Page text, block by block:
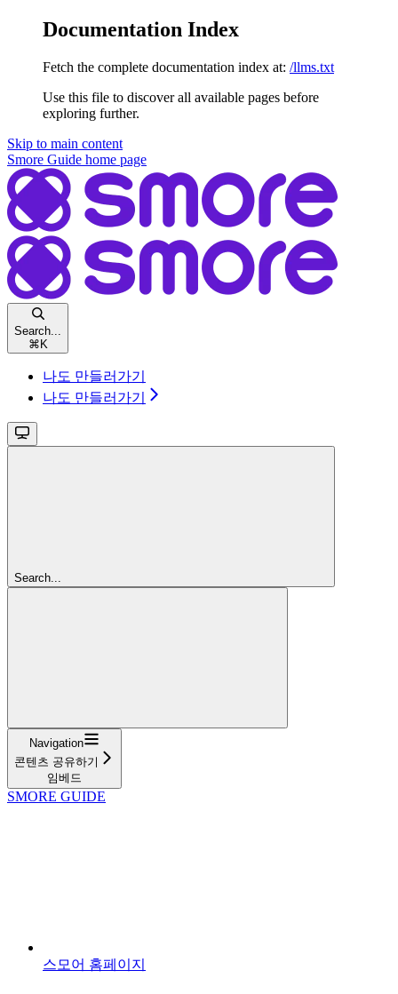
Documentation Index
Fetch the complete documentation index at: /llms.txt
Use this file to discover all available pages before
exploring further.
Skip to main content
Smore Guide home page
Search...
⌘ K
나도 만들러가기
나도 만들러가기
Search...
Navigation
콘텐츠 공유하기
임베드
SMORE GUIDE
스모어 홈페이지